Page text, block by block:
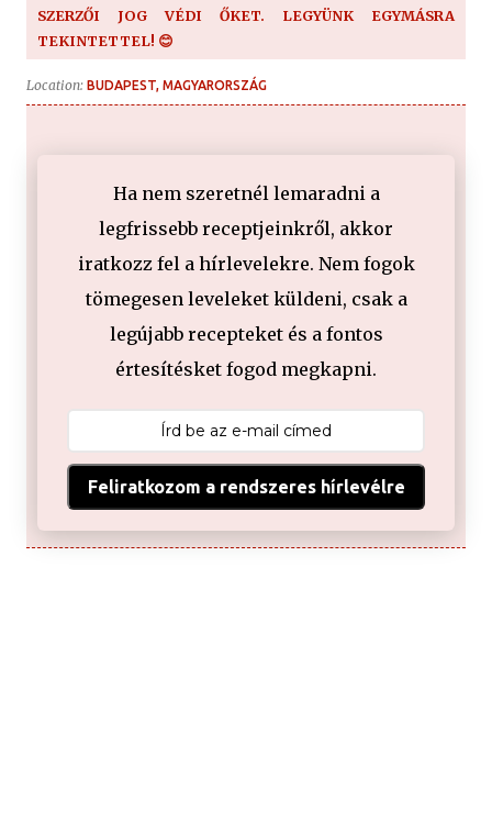
SZERZŐI JOG VÉDI ŐKET. LEGYÜNK EGYMÁSRA
TEKINTETTEL! 😊
Location: BUDAPEST, MAGYARORSZÁG
Ha nem szeretnél lemaradni a
legfrissebb receptjeinkről, akkor
iratkozz fel a hírlevelekre. Nem fogok
tömegesen leveleket küldeni, csak a
legújabb recepteket és a fontos
értesítésket fogod megkapni.
Feliratkozom a rendszeres hírlevélre